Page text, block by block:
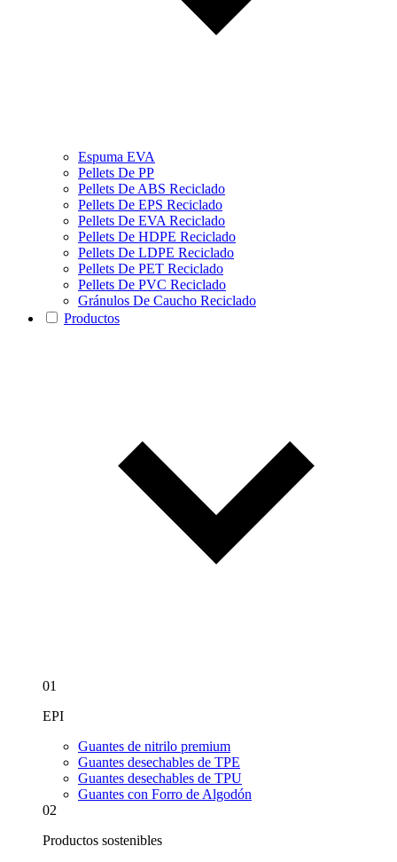
Espuma EVA
Pellets De PP
Pellets De ABS Reciclado
Pellets De EPS Reciclado
Pellets De EVA Reciclado
Pellets De HDPE Reciclado
Pellets De LDPE Reciclado
Pellets De PET Reciclado
Pellets De PVC Reciclado
Gránulos De Caucho Reciclado
Productos
01
EPI
Guantes de nitrilo premium
Guantes desechables de TPE
Guantes desechables de TPU
Guantes con Forro de Algodón
02
Productos sostenibles